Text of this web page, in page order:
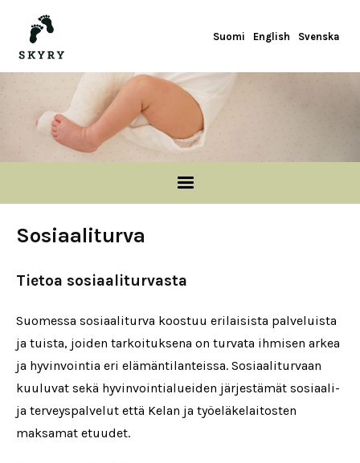
Suomi English Svenska
Sosiaaliturva
Tietoa sosiaaliturvasta
Suomessa sosiaaliturva koostuu erilaisista palveluista
ja tuista, joiden tarkoituksena on turvata ihmisen arkea
ja hyvinvointia eri elämäntilanteissa. Sosiaaliturvaan
kuuluvat sekä hyvinvointialueiden järjestämät sosiaali-
ja terveyspalvelut että Kelan ja työeläkelaitosten
maksamat etuudet.